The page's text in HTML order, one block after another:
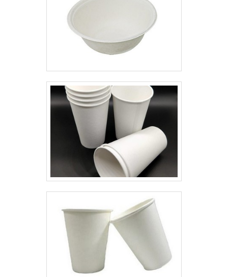
para pequenas, médias e
grandes empresas, o produto
precisa ser adquirido em
empresas de referência que
desenvolva os processos com
conte com profissionais
certificados para garantir o
sucesso dos clientes de ponta a
ponta. Ademais, a companhia
também deve
assegurar:Tamanho totalmente
personalizável;Espessura
constante;Composição específica
para cada tipo de
manuseio;Acabamento
diferenciado e largura
calibrada;Alta qualidade de
impressão e uniformidade no lote
produzido;Entre outros.ENTRE
OS MELHORES
Plásticos Araken canaliza seus
recursos em proporcionar para
os parceiros uma estrutura com
escritório de alta qualidade onde
sala de treinamento com
materiais sofisticados, tudo
pensando em coberturas para
óbito com grande
desenvolvimento tecnológico.Há
muitas maneiras eficientes de
uma empresa demonstrar
competência, excelência e
destaque em sua área de
mostra referência por ter:
Soluções eficazes para todo tipo
de embalagens plásticas;
Atendimento de forma
personalizada para cada cliente;
Escritório de alta qualidade onde